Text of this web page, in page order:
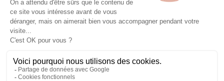
Mentions légales
Conditions générales de ventes